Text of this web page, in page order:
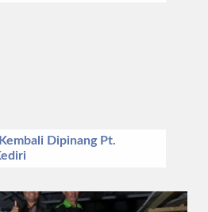
Dipinang Pt.